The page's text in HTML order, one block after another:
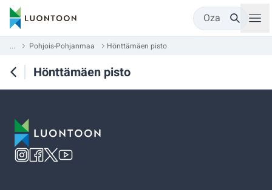
Oza
... Pohjois-Pohjanmaa Hönttämäen pisto
Hönttämäen pisto